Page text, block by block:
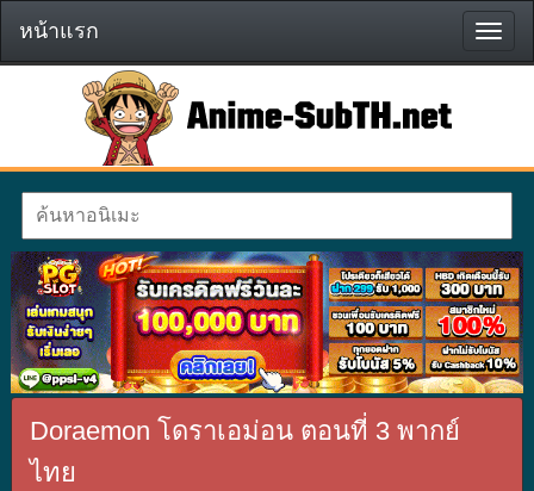
หน้า
แรก
หน้าแรก
Doraemon โดราเอม่อน ตอนที่ 3 พากย์
ไทย